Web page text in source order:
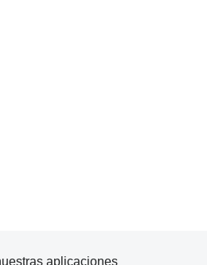
aplicaciones